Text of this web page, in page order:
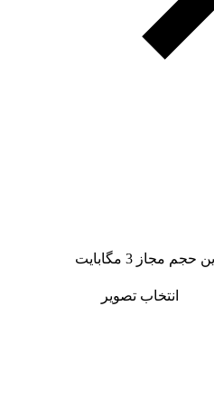
انتخاب تصویر